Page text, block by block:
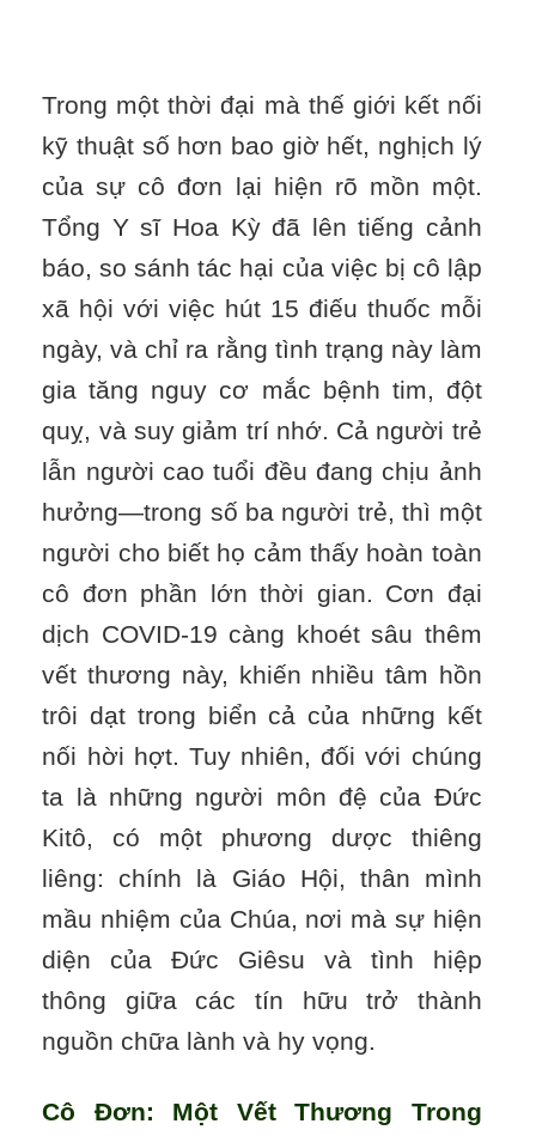
Trong một thời đại mà thế giới kết nối
kỹ thuật số hơn bao giờ hết, nghịch lý
của sự cô đơn lại hiện rõ mồn một.
Tổng Y sĩ Hoa Kỳ đã lên tiếng cảnh
báo, so sánh tác hại của việc bị cô lập
xã hội với việc hút 15 điếu thuốc mỗi
ngày, và chỉ ra rằng tình trạng này làm
gia tăng nguy cơ mắc bệnh tim, đột
quỵ, và suy giảm trí nhớ. Cả người trẻ
lẫn người cao tuổi đều đang chịu ảnh
hưởng—trong số ba người trẻ, thì một
người cho biết họ cảm thấy hoàn toàn
cô đơn phần lớn thời gian. Cơn đại
dịch COVID-19 càng khoét sâu thêm
vết thương này, khiến nhiều tâm hồn
trôi dạt trong biển cả của những kết
nối hời hợt. Tuy nhiên, đối với chúng
ta là những người môn đệ của Đức
Kitô, có một phương dược thiêng
liêng: chính là Giáo Hội, thân mình
mầu nhiệm của Chúa, nơi mà sự hiện
diện của Đức Giêsu và tình hiệp
thông giữa các tín hữu trở thành
nguồn chữa lành và hy vọng.
Cô Đơn: Một Vết Thương Trong